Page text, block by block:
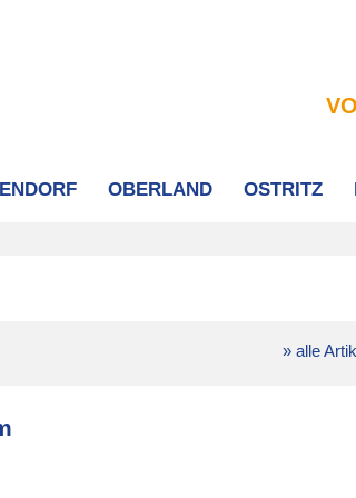
OBERLAND OSTRITZ
» alle